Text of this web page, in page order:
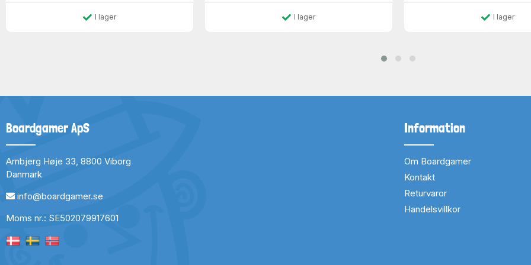
I lager I lager I lager
Boardgamer ApS
Arnbjerg Høje 33, 8800 Viborg
Danmark
info@boardgamer.se
Moms nr.: SE502079917601
Information
Om Boardgamer
Kontakt
Returvaror
Handelsvillkor